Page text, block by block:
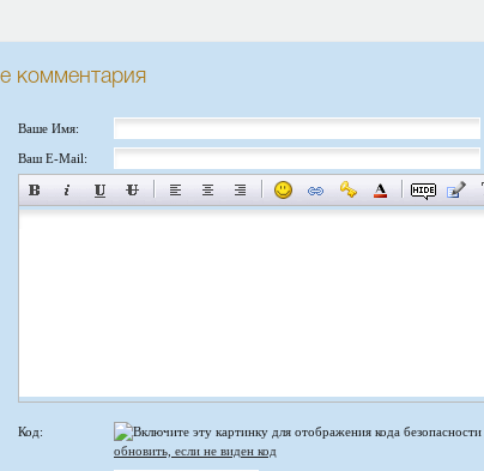
комментария
Ваше Имя:
Ваш E-Mail:
Код:
обновить, если не виден код